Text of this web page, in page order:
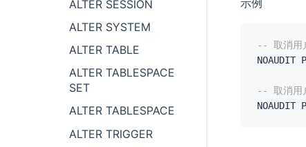
ALTER SESSION
ALTER SYSTEM
ALTER TABLE
ALTER TABLESPACE
SET
ALTER TABLESPACE
ALTER TRIGGER
示例
-- 取消用
NOAUDIT
-- 取消用
NOAUDIT